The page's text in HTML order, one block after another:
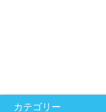
カテゴリー